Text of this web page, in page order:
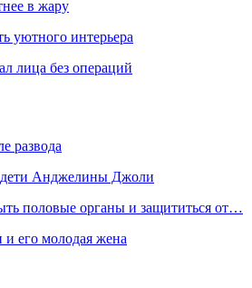
в жару
уютного интерьера
лица без операций
развода
дети Анджелины Джоли
половые органы и защититься от…
его молодая жена